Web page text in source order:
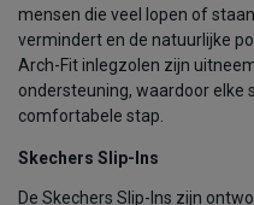
mensen die veel lopen of
vermindert en de natuurlijke
Arch-Fit inlegzolen zijn
ondersteuning, waardoor elke
comfortabele stap.
Skechers Slip-Ins
De Skechers Slip-Ins zijn